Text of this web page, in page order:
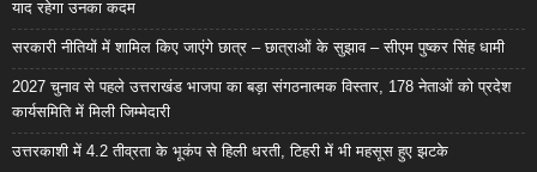
याद रहेगा उनका कदम
सरकारी नीतियों में शामिल किए जाएंगे छात्र – छात्राओं के सुझाव – सीएम पुष्कर सिंह धामी
2027 चुनाव से पहले उत्तराखंड भाजपा का बड़ा संगठनात्मक विस्तार, 178 नेताओं को प्रदेश
कार्यसमिति में मिली जिम्मेदारी
उत्तरकाशी में 4.2 तीव्रता के भूकंप से हिली धरती, टिहरी में भी महसूस हुए झटके